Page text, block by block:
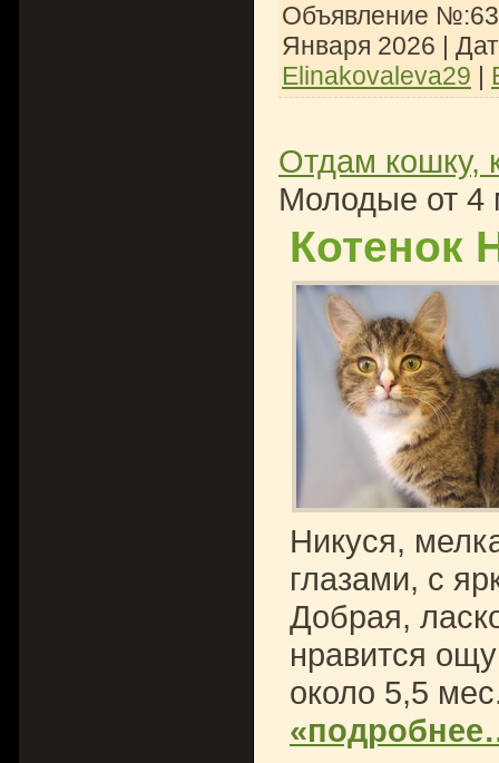
Объявление
Января 2026 |
Elinakovaleva29 |
Отдам кошку,
Молодые от 4
Котенок
Никуся,
глазами, с
Добрая,
нравится
около 5,5